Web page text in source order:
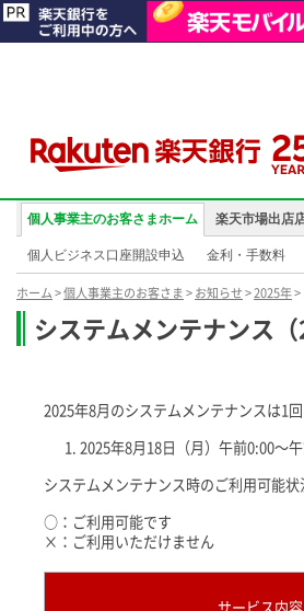
個人事業主のお客さまホーム 楽天市場出店
個人ビジネス口座開設申込 金利・手数料
ホーム>個人事業主のお客さま>お知らせ>2025年>
システムメンテナンス
2025年8月のシステムメンテナンスは1
2025年8月18日（月）午前0:00～
システムメンテナンス時のご利用可能状
○：ご利用可能です
×：ご利用いただけません